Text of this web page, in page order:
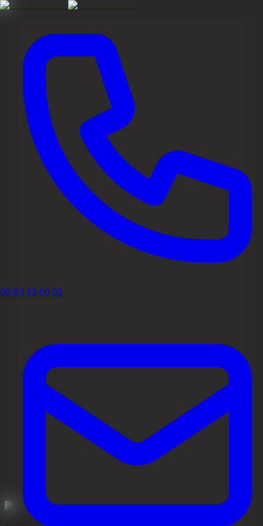
08-53 33 00 02